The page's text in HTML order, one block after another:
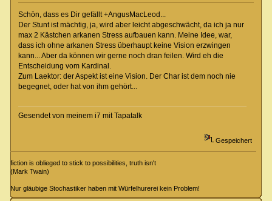
Schön, dass es Dir gefällt +AngusMacLeod...
Der Stunt ist mächtig, ja, wird aber leicht abgeschwächt, da ich ja nur
max 2 Kästchen arkanen Stress aufbauen kann. Meine Idee, war,
dass ich ohne arkanen Stress überhaupt keine Vision erzwingen
kann... Aber da können wir gerne noch dran feilen. Wird eh die
Entscheidung vom Kardinal.
Zum Laektor: der Aspekt ist eine Vision. Der Char ist dem noch nie
begegnet, oder hat von ihm gehört...
Gesendet von meinem i7 mit Tapatalk
Gespeichert
fiction is oblieged to stick to possibilities, truth isn't
(Mark Twain)
Nur gläubige Stochastiker haben mit Würfelhurerei kein Problem!